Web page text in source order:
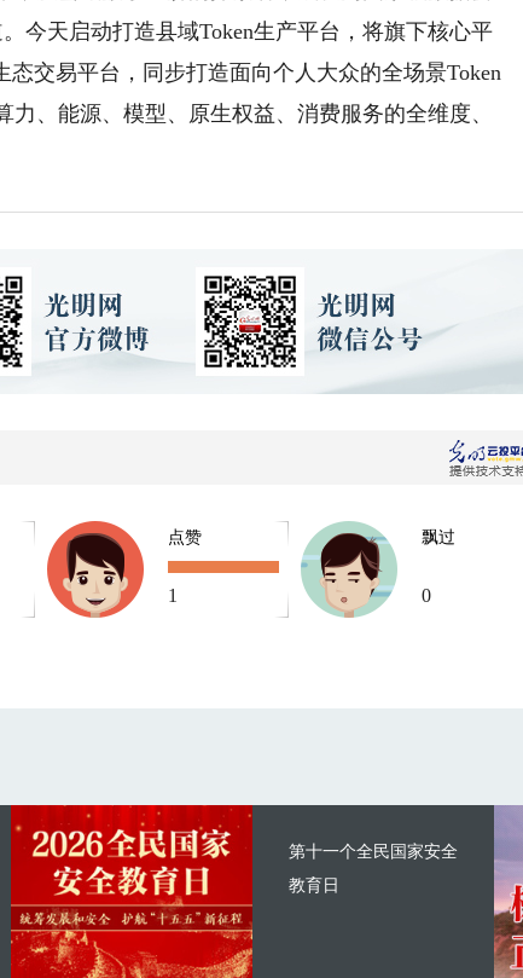
今天启动打造县域Token生产平台，将旗下核心平
态交易平台，同步打造面向个人大众的全场景Token
、能源、模型、原生权益、消费服务的全维度、
点赞
1
飘过
0
第十一个全民国家安全
教育日